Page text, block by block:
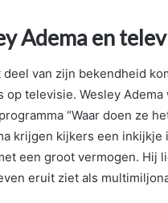
Adema en
deel van zijn bekendheid
op televisie. Wesley Adema
“Waar doen ze
krijgen kijkers een inkijkje
een groot vermogen. Hij
eruit ziet als